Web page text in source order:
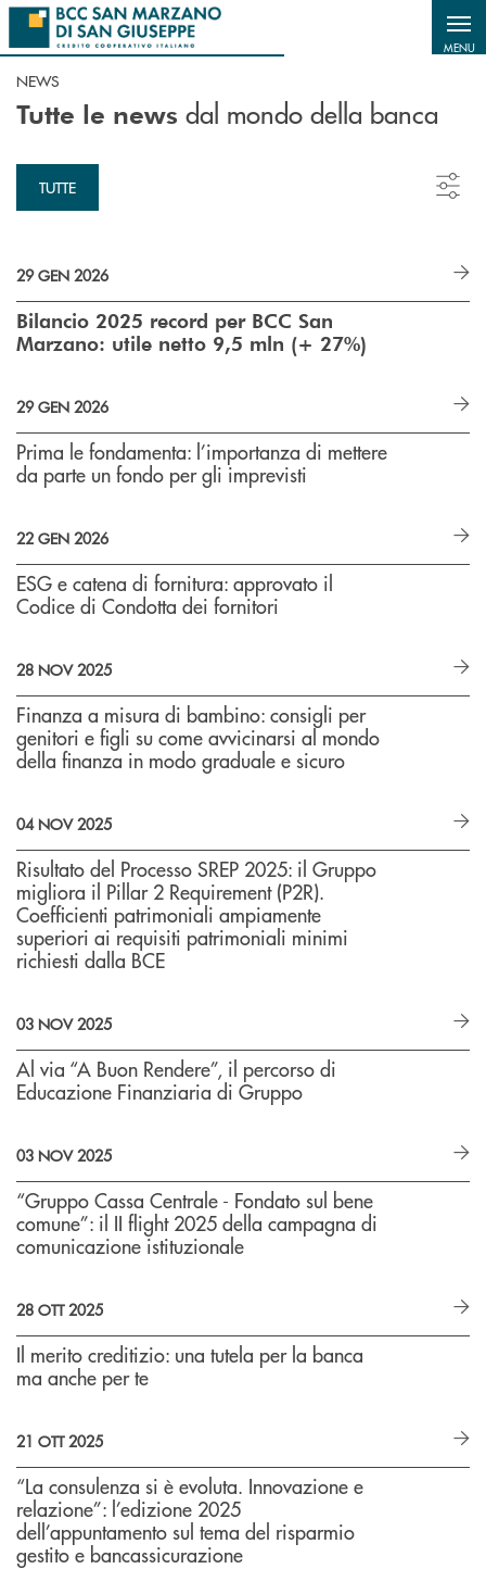
Salta al contenuto principale
MENU
NEWS
Tutte le news dal mondo della banca
TUTTE
29 GEN 2026
Bilancio 2025 record per BCC San
Marzano: utile netto 9,5 mln (+ 27%)
29 GEN 2026
Prima le fondamenta: l’importanza di mettere
da parte un fondo per gli imprevisti
22 GEN 2026
ESG e catena di fornitura: approvato il
Codice di Condotta dei fornitori
28 NOV 2025
Finanza a misura di bambino: consigli per
genitori e figli su come avvicinarsi al mondo
della finanza in modo graduale e sicuro
04 NOV 2025
Risultato del Processo SREP 2025: il Gruppo
migliora il Pillar 2 Requirement (P2R).
Coefficienti patrimoniali ampiamente
superiori ai requisiti patrimoniali minimi
richiesti dalla BCE
03 NOV 2025
Al via “A Buon Rendere”, il percorso di
Educazione Finanziaria di Gruppo
03 NOV 2025
“Gruppo Cassa Centrale - Fondato sul bene
comune”: il II flight 2025 della campagna di
comunicazione istituzionale
28 OTT 2025
Il merito creditizio: una tutela per la banca
ma anche per te
21 OTT 2025
“La consulenza si è evoluta. Innovazione e
relazione”: l’edizione 2025
dell’appuntamento sul tema del risparmio
gestito e bancassicurazione